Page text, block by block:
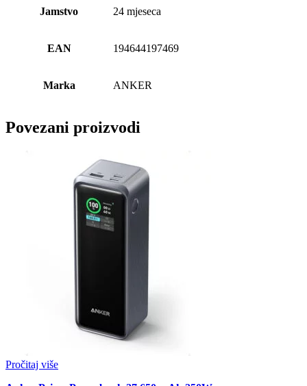
Jamstvo 24 mjeseca
EAN 194644197469
Marka ANKER
Povezani proizvodi
Pročitaj više